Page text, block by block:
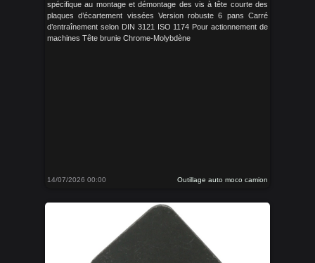
spécifique au montage et démontage des vis à tête courte des
plaques d’écartement vissées Version robuste 6 pans Carré
d’entraînement selon DIN 3121 ISO 1174 Pour actionnement de
machines Tête brunie Chrome-Molybdène
14/07/2026 00:00 Outillage auto moco camion